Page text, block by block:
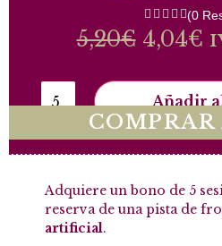
(0
5,20€ 4,04€
Añadir
COMPRAR
Adquiere un bono de 5
reserva de una pista de
artificial.